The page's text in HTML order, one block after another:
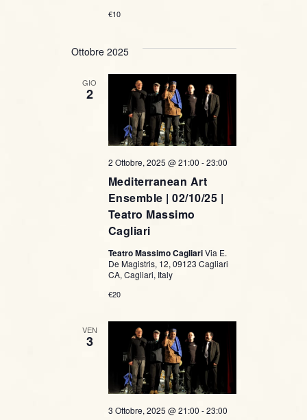
€10
Ottobre 2025
GIO
2
Mediterranean Art
Ensemble | 02/10/25 |
Teatro Massimo
Cagliari
2 Ottobre, 2025 @ 21:00 -23:00
Teatro Massimo CagliariVia E.
De Magistris, 12, 09123 Cagliari
CA, Cagliari, Italy
€20
VEN
3
3 Ottobre, 2025 @ 21:00 -23:00